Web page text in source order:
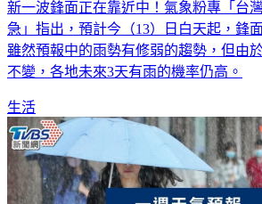
新一波鋒面正在靠近中！氣象粉專「台
急」指出，預計今（13）日白天起，鋒
雖然預報中的雨勢有修弱的趨勢，但由
不變，各地未來3天有雨的機率仍高。
生活